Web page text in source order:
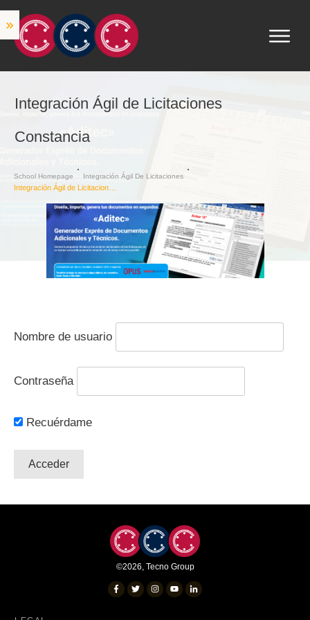
Integración Ágil de Licitaciones
Constancia
School Homepage Integración Ágil De Licitaciones
Nombre de usuario
Contraseña
Recuérdame
©2026 Tecno Group